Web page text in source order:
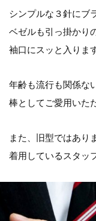
シンプルな３針にブ
ベゼルも引っ掛かり
袖口にスッと入りま
年齢も流行も関係な
棒としてご愛用いた
また、旧型ではあり
着用しているスタッ